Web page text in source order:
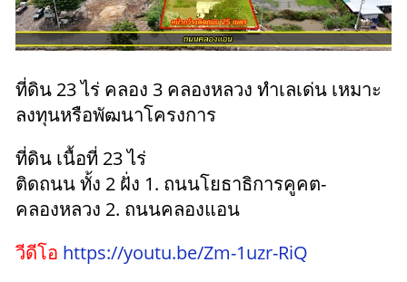
ที่ดิน 23 ไร่ คลอง 3 คลองหลวง ทำเลเด่น เหมาะ
ลงทุนหรือพัฒนาโครงการ
ที่ดิน เนื้อที่ 23 ไร่
ติดถนน ทั้ง 2 ฝั่ง 1. ถนนโยธาธิการคูคต-
คลองหลวง 2. ถนนคลองแอน
วีดีโอ https://youtu.be/Zm-1uzr-RiQ